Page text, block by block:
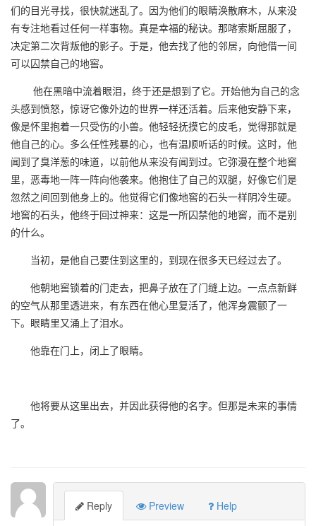
们的目光寻找，很快就迷乱了。因为他们的眼睛涣散麻木，从来没
有专注地看过任何一样事物。真是幸福的秘诀。那喀索斯屈服了，
决定第二次背叛他的影子。于是，他去找了他的邻居，向他借一间
可以囚禁自己的地窖。
他在黑暗中流着眼泪，终于还是想到了它。开始他为自己的念
头感到愤怒，惊讶它像外边的世界一样还活着。后来他安静下来，
像是怀里抱着一只受伤的小兽。他轻轻抚摸它的皮毛，觉得那就是
他自己的心。多么任性残暴的心，也有温顺听话的时候。这时，他
闻到了臭洋葱的味道，以前他从来没有闻到过。它弥漫在整个地窖
里，恶毒地一阵一阵向他袭来。他抱住了自己的双腿，好像它们是
忽然之间回到他身上的。他觉得它们像地窖的石头一样阴冷生硬。
地窖的石头，他终于回过神来：这是一所囚禁他的地窖，而不是别
的什么。
当初，是他自己要住到这里的，到现在很多天已经过去了。
他朝地窖锁着的门走去，把鼻子放在了门缝上边。一点点新鲜
的空气从那里透进来，有东西在他心里复活了，他浑身震颤了一
下。眼睛里又涌上了泪水。
他靠在门上，闭上了眼睛。
他将要从这里出去，并因此获得他的名字。但那是未来的事情
了。
Reply Preview Help